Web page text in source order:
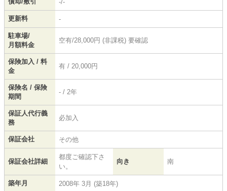
-/-
更新料 -
駐車場/
月額料金
空有/28,000円 (非課税) 要確認
保険加入 / 料
金
有 / 20,000円
保険名 / 保険
期間
- / 2年
保証人代行義
務
必加入
保証会社 その他
保証会社詳細
都度ご確認下さ
い。
向き 南
築年月 2008年 3月 (築18年)